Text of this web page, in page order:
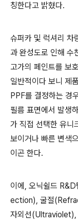
칭한다고 밝혔다.
슈퍼카 및 럭셔리 차
과 완성도로 인해 수
고가의 페인트를 보
일반적이다 보니 제
PPF를 결정하는 경
필름 표면에서 발생
가 직접 선택한 유니
보이거나 빠른 변색
이곤 한다.
이에 , 오닉쉴드 R&D
ection), 굴절
자외선(Ultraviolet),